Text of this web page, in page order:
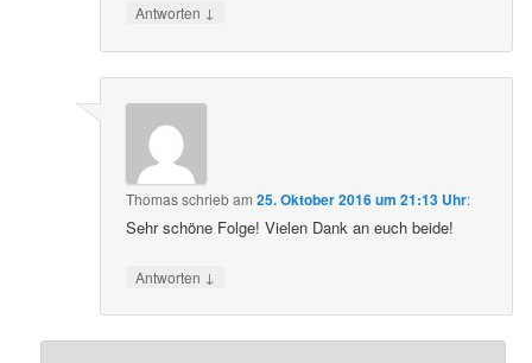
Antworten ↓
Thomasschriebam25. Oktober 2016 um 21:13 Uhr:
Sehr schöne Folge! Vielen Dank an euch beide!
Antworten ↓